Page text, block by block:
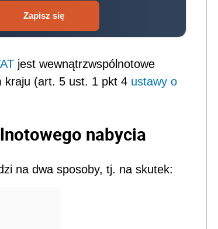
Zapisz się
jest wewnątrzwspólnotowe
kraju (art. 5 ust. 1 pkt 4 ustawy o
nabycia
na dwa sposoby, tj. na skutek: